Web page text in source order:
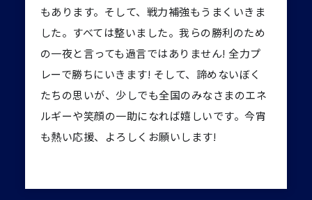
もあります。そして、戦力補強もうまくいきま
した。すべては整いました。我らの勝利のため
の一夜と言っても過言ではありません! 全力プ
レーで勝ちにいきます! そして、諦めないぼく
たちの思いが、少しでも全国のみなさまのエネ
ルギーや笑顔の一助になれば嬉しいです。今宵
も熱い応援、よろしくお願いします!